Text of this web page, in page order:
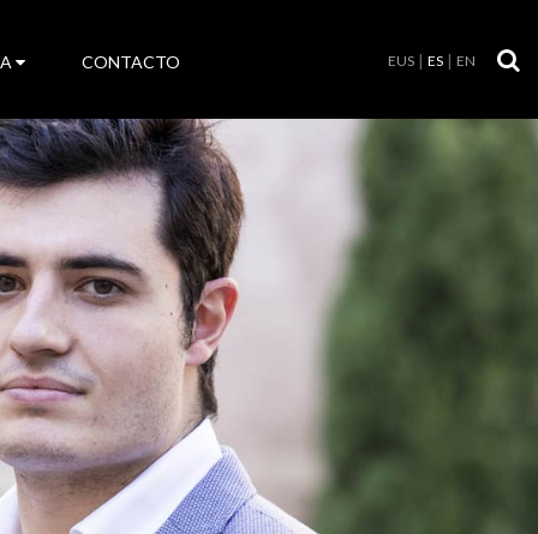
CONTACTO EUS ES EN